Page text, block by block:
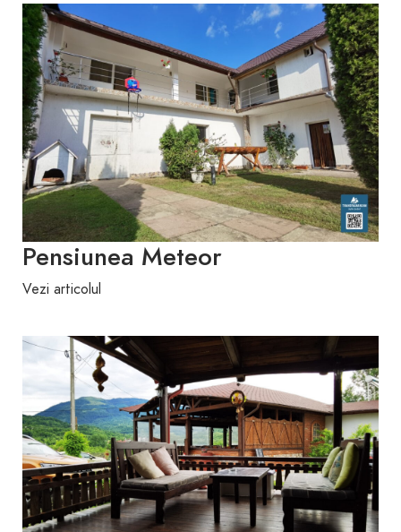
Pensiunea Meteor
Vezi articolul